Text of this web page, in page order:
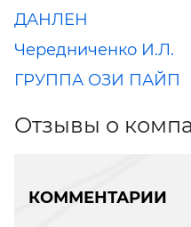
ДАНЛЕН
Чередниченко И.Л.
ГРУППА ОЗИ ПАЙП
Отзывы о
КОММЕНТАРИИ